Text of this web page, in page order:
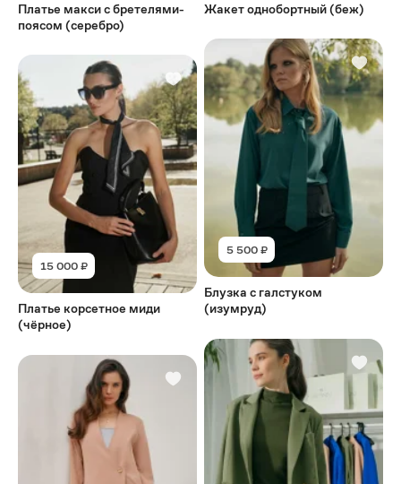
Платье макси с бретелями-
поясом (серебро)
15 000 ₽
Платье корсетное миди
(чёрное)
Жакет однобортный (беж)
5 500 ₽
Блузка с галстуком
(изумруд)